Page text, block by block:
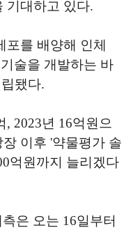
기대하고 있다.
포를 배양해 인체
술을 개발하는 바
됐다.
, 2023년 16억원으
이후 '약물평가 솔
억원까지 늘리겠다
은 오는 16일부터